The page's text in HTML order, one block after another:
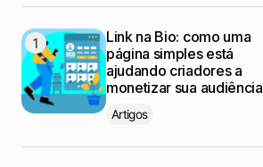
Link na Bio: como uma
página simples está
ajudando criadores a
monetizar sua audiência
Artigos